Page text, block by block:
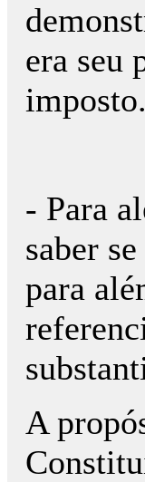
era seu
imposto.
- Para
saber
para
A